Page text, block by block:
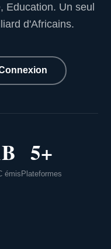
Education. Un seul
d'Africains.
émis
5+
Plateformes